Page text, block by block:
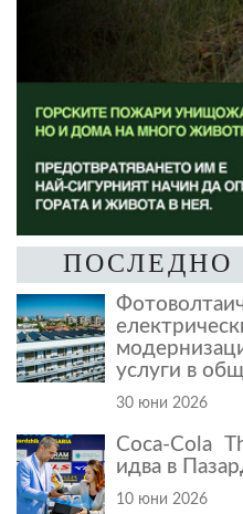
услуги в
30 юни 2026
Coca-Cola
идва в
10 юни 2026